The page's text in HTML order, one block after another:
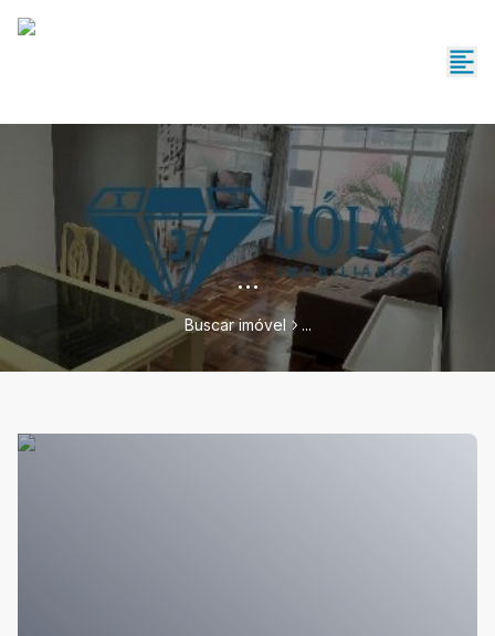
...
Buscar imóvel ...